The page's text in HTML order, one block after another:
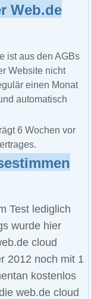
Web.de
ist aus den AGBs
Website nicht
einen Monat
automatisch
6 Wochen vor
Test lediglich
wurde hier
cloud
2012 noch mit 1
kostenlos
web.de cloud